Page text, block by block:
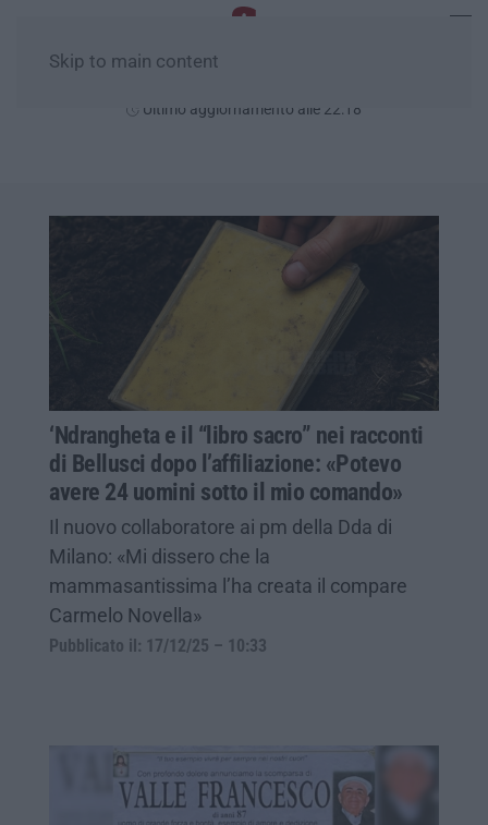
Skip to main content
Ultimo aggiornamento alle 22:18
‘Ndrangheta e il “libro sacro” nei racconti
di Bellusci dopo l’affiliazione: «Potevo
avere 24 uomini sotto il mio comando»
Il nuovo collaboratore ai pm della Dda di
Milano: «Mi dissero che la
mammasantissima l’ha creata il compare
Carmelo Novella»
Pubblicato il: 17/12/25 – 10:33